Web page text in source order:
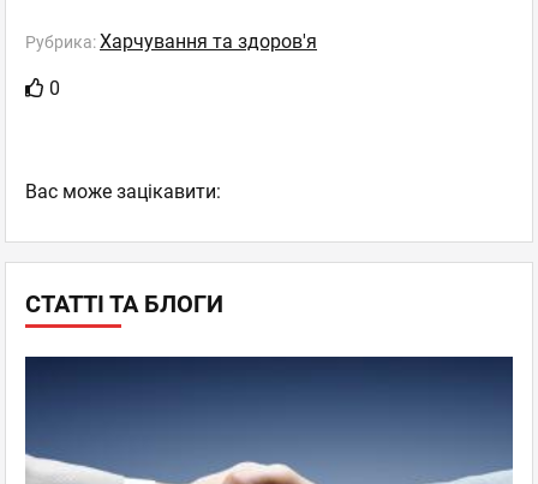
СТАТТІ ТА БЛОГИ
Рубрика:Харчування та здоров'я
0
Вас може зацікавити: